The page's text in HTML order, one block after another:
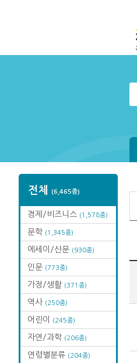
전체 (6,465종)
경제/비즈니스 (1,578종)
문학 (1,345종)
에세이/산문 (930종)
인문 (773종)
가정/생활 (371종)
역사 (250종)
어린이 (245종)
자연/과학 (206종)
연령별분류 (204종)